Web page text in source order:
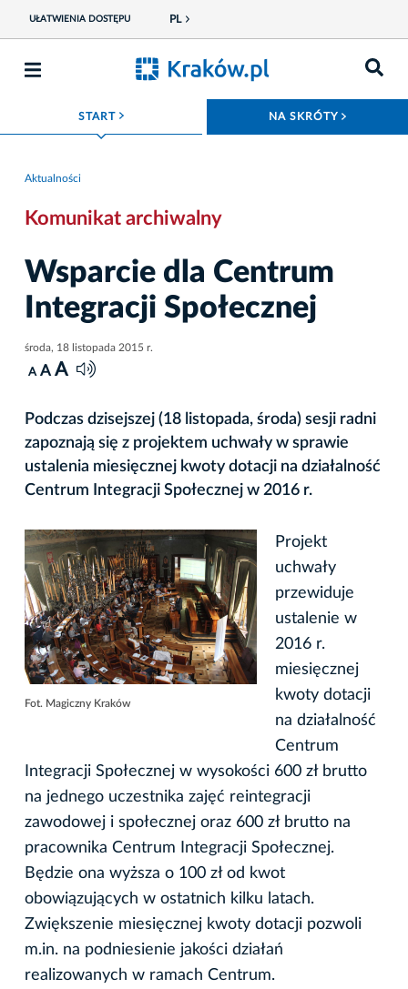
UŁATWIENIA DOSTĘPU PL
START ROZWIŃ MENU NA SKRÓTY
Aktualności
Komunikat archiwalny
Wsparcie dla Centrum
Integracji Społecznej
środa, 18 listopada 2015 r.
A A A
Podczas dzisejszej (18 listopada, środa) sesji radni
zapoznają się z projektem uchwały w sprawie
ustalenia miesięcznej kwoty dotacji na działalność
Centrum Integracji Społecznej w 2016 r.
Fot. Magiczny Kraków
Projekt
uchwały
przewiduje
ustalenie w
2016 r.
miesięcznej
kwoty dotacji
na działalność
Centrum
Integracji Społecznej w wysokości 600 zł brutto
na jednego uczestnika zajęć reintegracji
zawodowej i społecznej oraz 600 zł brutto na
pracownika Centrum Integracji Społecznej.
Będzie ona wyższa o 100 zł od kwot
obowiązujących w ostatnich kilku latach.
Zwiększenie miesięcznej kwoty dotacji pozwoli
m.in. na podniesienie jakości działań
realizowanych w ramach Centrum.